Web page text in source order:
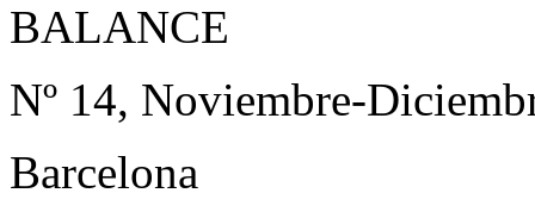
BALANCE
Nº 14, Noviembre-
Barcelona